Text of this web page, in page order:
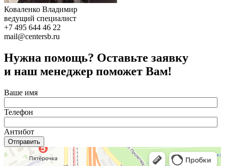
Коваленко Владимир
ведущий специалист
+7 495 644 46 22
mail@centersb.ru
Нужна помощь? Оставьте заявку
и наш менеджер поможет Вам!
Ваше имя
Телефон
Антибот
Отправить